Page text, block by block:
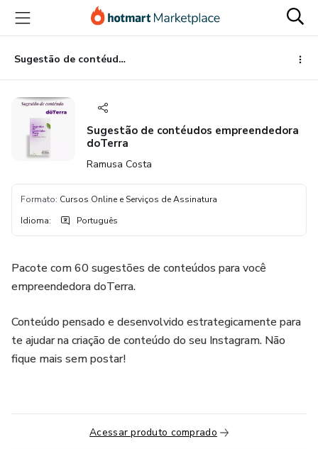
para
conteúdo
principal
para
pagamento
para
rodapé
Sugestão de contéudos empreendedora doTerra
Sugestão de contéudos empreendedora
doTerra
Ramusa Costa
Formato: Cursos Online e Serviços de Assinatura
Idioma: Português
Pacote com 60 sugestões de conteúdos para você
empreendedora doTerra.
Conteúdo pensado e desenvolvido estrategicamente para
te ajudar na criação de conteúdo do seu Instagram. Não
fique mais sem postar!
Acessar produto comprado